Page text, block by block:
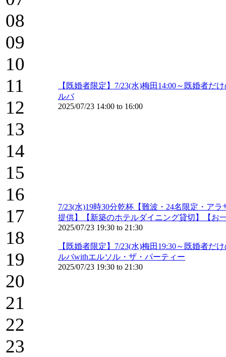
08
09
10
11
12
13
14
15
16
17
18
19
20
21
22
23
【既婚者限定】7/23(水)梅田14:00～既婚者
ルバ
2025/07/23 14:00 to 16:00
7/23(水)19時30分乾杯【難波・24名限定・ア
提供】【新築のホテルダイニング貸切】【お
2025/07/23 19:30 to 21:30
【既婚者限定】7/23(水)梅田19:30～既婚者
ルバwithエルソル・ザ・パーティー
2025/07/23 19:30 to 21:30